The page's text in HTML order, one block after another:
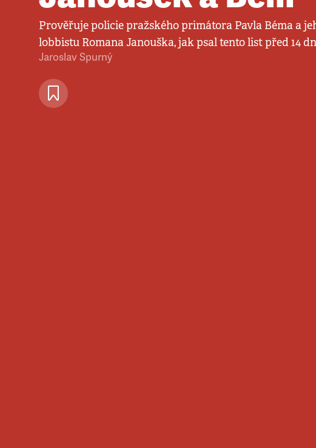
Prověřuje policie pražského primátora Pavla Béma a
lobbistu Romana Janouška, jak psal tento list před 14
Jaroslav Spurný